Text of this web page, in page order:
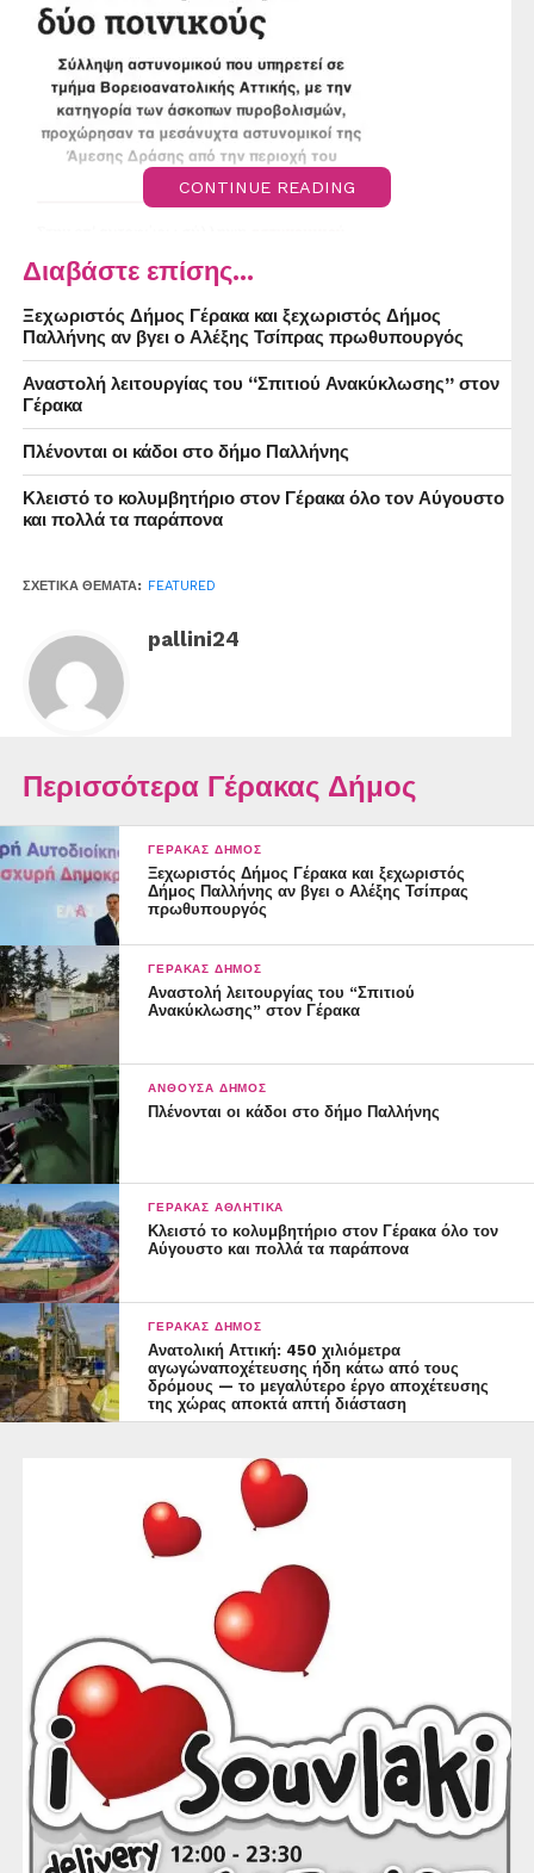
Πηγή:Law&Order
CONTINUE READING
Διαβάστε επίσης...
Ξεχωριστός Δήμος Γέρακα και ξεχωριστός Δήμος
Παλλήνης αν βγει ο Αλέξης Τσίπρας πρωθυπουργός
Αναστολή λειτουργίας του “Σπιτιού Ανακύκλωσης” στον
Γέρακα
Πλένονται οι κάδοι στο δήμο Παλλήνης
Κλειστό το κολυμβητήριο στον Γέρακα όλο τον Αύγουστο
και πολλά τα παράπονα
ΣΧΕΤΙΚΆ ΘΈΜΑΤΑ: FEATURED
pallini24
Περισσότερα Γέρακας Δήμος
ΓΈΡΑΚΑΣ ΔΉΜΟΣ
Ξεχωριστός Δήμος Γέρακα και ξεχωριστός
Δήμος Παλλήνης αν βγει ο Αλέξης Τσίπρας
πρωθυπουργός
ΓΈΡΑΚΑΣ ΔΉΜΟΣ
Αναστολή λειτουργίας του “Σπιτιού
Ανακύκλωσης” στον Γέρακα
ΑΝΘΟΎΣΑ ΔΉΜΟΣ
Πλένονται οι κάδοι στο δήμο Παλλήνης
ΓΈΡΑΚΑΣ ΑΘΛΗΤΙΚΆ
Κλειστό το κολυμβητήριο στον Γέρακα όλο τον
Αύγουστο και πολλά τα παράπονα
ΓΈΡΑΚΑΣ ΔΉΜΟΣ
Ανατολική Αττική: 450 χιλιόμετρα
αγωγώναποχέτευσης ήδη κάτω από τους
δρόμους — το μεγαλύτερο έργο αποχέτευσης
της χώρας αποκτά απτή διάσταση